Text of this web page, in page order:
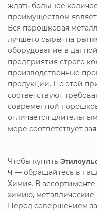
ждать большое
преимуществом
Вся порошковая
лучшего сырья на
оборудование в
предприятия строго
производственные
продукции. По этой
соответствуют
современной
отличается
мере соответствует
Чтобы купить
Ч — обращайтесь в
Химия. В
химию,
Перед совершением